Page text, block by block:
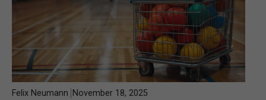
Felix Neumann November 18, 2025